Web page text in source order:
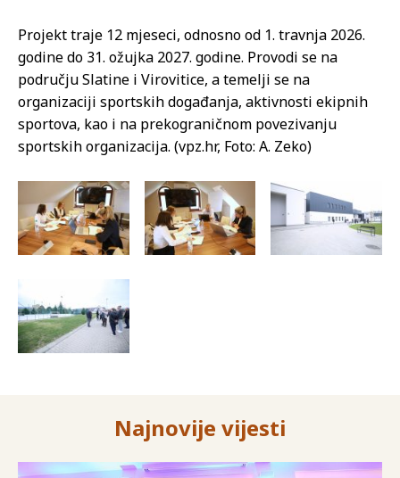
Projekt traje 12 mjeseci, odnosno od 1. travnja 2026.
godine do 31. ožujka 2027. godine. Provodi se na
području Slatine i Virovitice, a temelji se na
organizaciji sportskih događanja, aktivnosti ekipnih
sportova, kao i na prekograničnom povezivanju
sportskih organizacija. (vpz.hr, Foto: A. Zeko)
Najnovije vijesti